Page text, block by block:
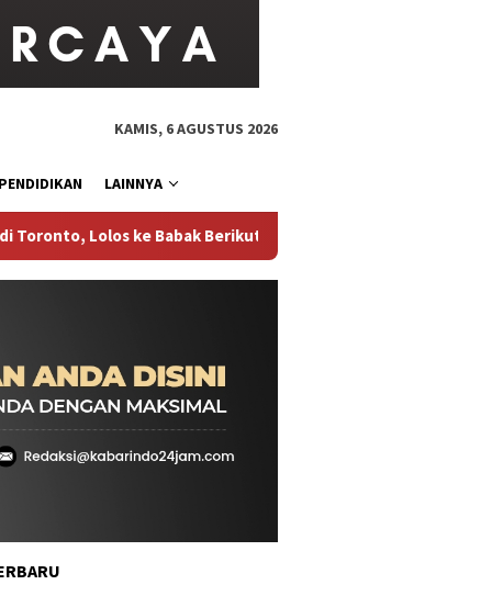
KAMIS, 6 AGUSTUS 2026
PENDIDIKAN LAINNYA
ke Babak Berikutnya WTA 1000 National Bank Open 2026